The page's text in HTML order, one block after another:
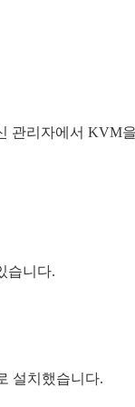
리자에서 KVM
습니다.
설치했습니다.